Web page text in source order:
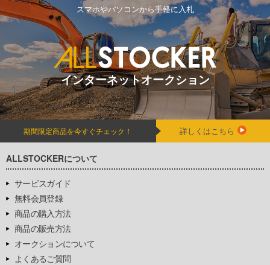
スマホやパソコンから手軽に入札
インターネットオークション
期間限定商品を今すぐチェック！ 詳しくはこちら
ALLSTOCKERについて
サービスガイド
無料会員登録
商品の購入方法
商品の販売方法
オークションについて
よくあるご質問